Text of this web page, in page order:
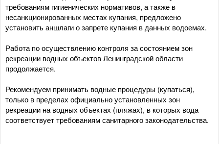
требованиям гигиенических нормативов, а также в
несанкционированных местах купания, предложено
установить аншлаги о запрете купания в данных водоемах.
Работа по осуществлению контроля за состоянием зон
рекреации водных объектов Ленинградской области
продолжается.
Рекомендуем принимать водные процедуры (купаться),
только в пределах официально установленных зон
рекреации на водных объектах (пляжах), в которых вода
соответствует требованиям санитарного законодательства.